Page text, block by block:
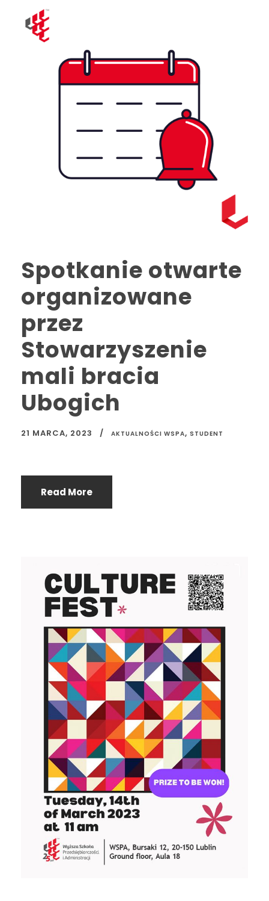
Spotkanie otwarte
organizowane
przez
Stowarzyszenie
mali bracia
Ubogich
21 MARCA, 2023 AKTUALNOŚCI WSPA, STUDENT
Read More